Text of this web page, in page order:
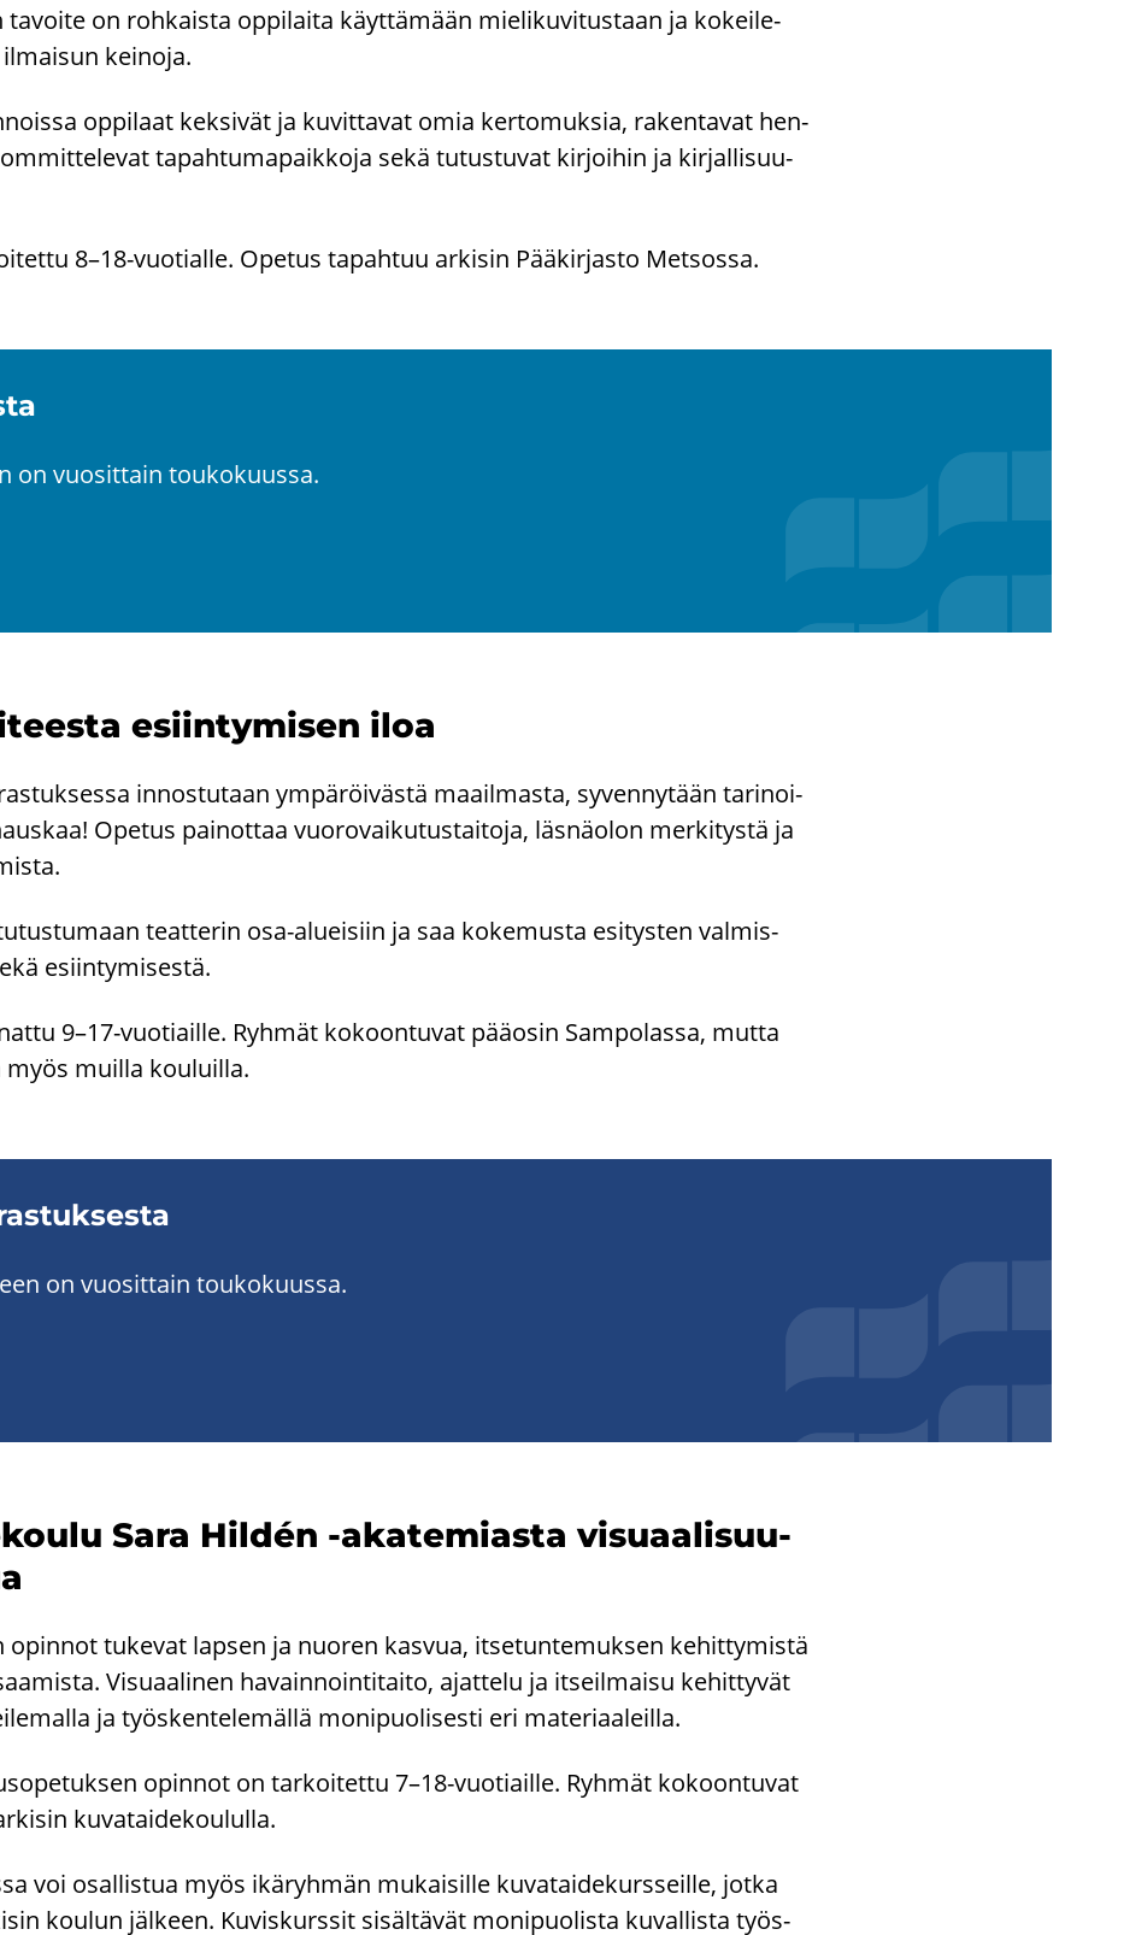
ta­voi­te on roh­kais­ta op­pi­lai­ta käyt­tä­mään mie­li­ku­vi­tus­taan ja ko­kei­le­
kei­no­ja.
op­pi­laat kek­si­vät ja ku­vit­ta­vat omia ker­to­muk­sia, ra­ken­ta­vat hen­
ta­pah­tu­ma­paik­ko­ja sekä tu­tus­tu­vat kir­joi­hin ja kir­jal­li­suu­
8–18-​vuotialle. Ope­tus ta­pah­tuu ar­ki­sin Pää­kir­jas­to Met­sos­sa.
on vuo­sit­tain tou­ko­kuus­sa.
esiin­ty­mi­sen iloa
in­nos­tu­taan ym­pä­röi­väs­tä maa­il­mas­ta, sy­ven­ny­tään ta­ri­noi­
Ope­tus pai­not­taa vuo­ro­vai­ku­tus­tai­to­ja, läs­nä­olon mer­ki­tys­tä ja
teat­te­rin osa-​alueisiin ja saa ko­ke­mus­ta esi­tys­ten val­mis­
esiin­ty­mi­ses­tä.
9–17-​vuotiaille. Ryh­mät ko­koon­tu­vat pää­osin Sam­po­las­sa, mutta
muil­la kou­luil­la.
on vuo­sit­tain tou­ko­kuus­sa.
Sara Hildén -​akatemiasta vi­su­aa­li­suu­
opin­not tu­ke­vat lap­sen ja nuo­ren kas­vua, it­se­tun­te­muk­sen ke­hit­ty­mis­tä
Vi­su­aa­li­nen ha­vain­noin­ti­tai­to, ajat­te­lu ja it­seil­mai­su ke­hit­ty­vät
ja työs­ken­te­le­mäl­lä mo­ni­puo­li­ses­ti eri ma­te­ri­aa­leil­la.
opin­not on tar­koi­tet­tu 7–18-​vuotiaille. Ryh­mät ko­koon­tu­vat
ku­va­tai­de­kou­lul­la.
voi osal­lis­tua myös ikä­ryh­män mu­kai­sil­le ku­va­tai­de­kurs­seil­le, jotka
kou­lun jäl­keen. Ku­vis­kurs­sit si­säl­tä­vät mo­ni­puo­lis­ta ku­val­lis­ta työs­